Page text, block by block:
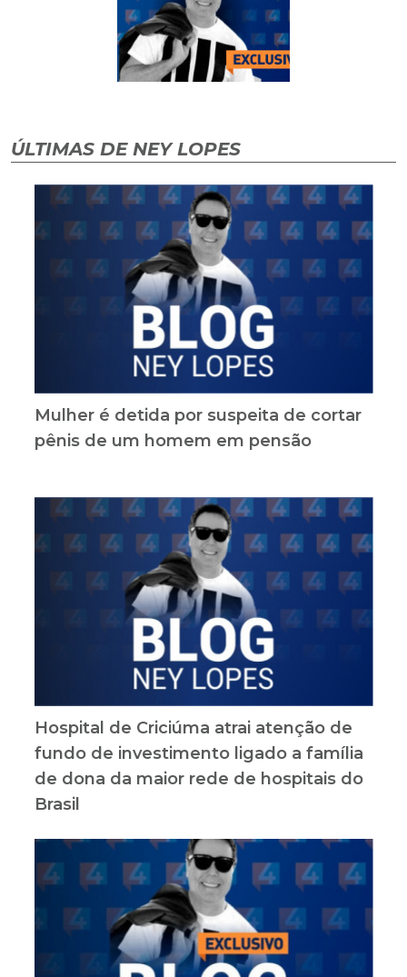
ÚLTIMAS DE NEY LOPES
Mulher é detida por suspeita de cortar
pênis de um homem em pensão
Hospital de Criciúma atrai atenção de
fundo de investimento ligado a família
de dona da maior rede de hospitais do
Brasil